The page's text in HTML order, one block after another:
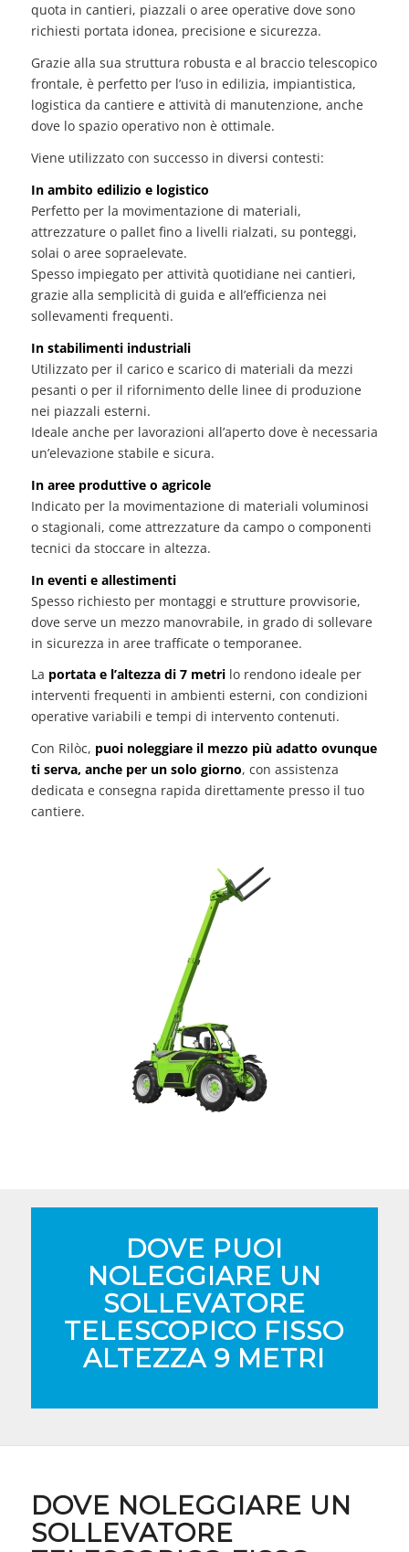
quota in cantieri, piazzali o aree operative dove sono
richiesti portata idonea, precisione e sicurezza.
Grazie alla sua struttura robusta e al braccio telescopico
frontale, è perfetto per l’uso in edilizia, impiantistica,
logistica da cantiere e attività di manutenzione, anche
dove lo spazio operativo non è ottimale.
Viene utilizzato con successo in diversi contesti:
In ambito edilizio e logistico
Perfetto per la movimentazione di materiali,
attrezzature o pallet fino a livelli rialzati, su ponteggi,
solai o aree sopraelevate.
Spesso impiegato per attività quotidiane nei cantieri,
grazie alla semplicità di guida e all’efficienza nei
sollevamenti frequenti.
In stabilimenti industriali
Utilizzato per il carico e scarico di materiali da mezzi
pesanti o per il rifornimento delle linee di produzione
nei piazzali esterni.
Ideale anche per lavorazioni all’aperto dove è necessaria
un’elevazione stabile e sicura.
In aree produttive o agricole
Indicato per la movimentazione di materiali voluminosi
o stagionali, come attrezzature da campo o componenti
tecnici da stoccare in altezza.
In eventi e allestimenti
Spesso richiesto per montaggi e strutture provvisorie,
dove serve un mezzo manovrabile, in grado di sollevare
in sicurezza in aree trafficate o temporanee.
La portata e l’altezza di 7 metrilo rendono ideale per
interventi frequenti in ambienti esterni, con condizioni
operative variabili e tempi di intervento contenuti.
Con Rilòc, puoi noleggiare il mezzo più adatto ovunque
ti serva, anche per un solo giorno, con assistenza
dedicata e consegna rapida direttamente presso il tuo
cantiere.
DOVE PUOI
NOLEGGIARE UN
SOLLEVATORE
TELESCOPICO FISSO
ALTEZZA 9 METRI
DOVE NOLEGGIARE UN
SOLLEVATORE